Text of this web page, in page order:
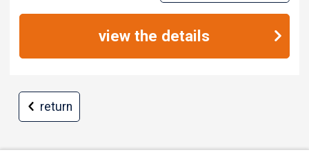
view the details
return